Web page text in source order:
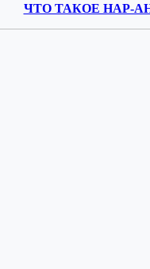
ЧТО ТАКОЕ НАР-